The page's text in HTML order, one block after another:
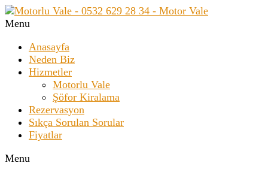
Menu
Anasayfa
Neden Biz
Hizmetler
Motorlu Vale
Şöfor Kiralama
Rezervasyon
Sıkça Sorulan Sorular
Fiyatlar
Menu